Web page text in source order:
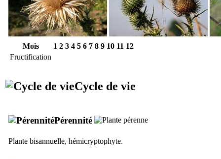
Mois 1 2 3 4 5 6 7 8 9 10 11 12
Fructification
Cycle de vie
Pérennité
Plante bisannuelle, hémicryptophyte.